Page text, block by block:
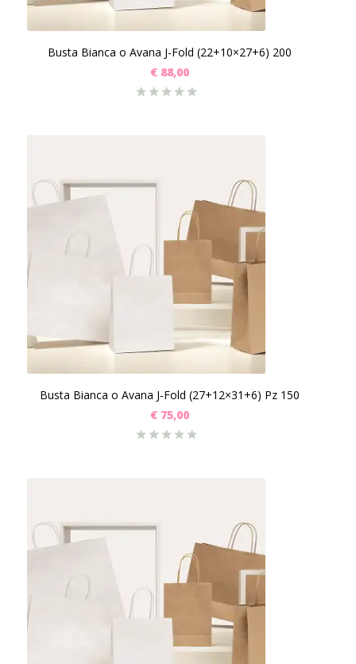
Busta Bianca o Avana J-Fold (22+10×27+6) 200
€ 88,00
Busta Bianca o Avana J-Fold (27+12×31+6) Pz 150
€ 75,00